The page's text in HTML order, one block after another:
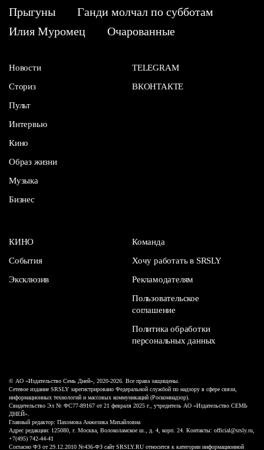
Прыгуны
Ганди молчал по субботам
Илия Муромец
Очарованные
Новости
Сториз
Пульт
Интервью
Кино
Образ жизни
Музыка
Бизнес
TELEGRAM
ВКОНТАКТЕ
КИНО
События
Эксклюзив
Команда
Хочу работать в SRSLY
Рекламодателям
Пользовательское
соглашение
Политика обработки
персональных данных
© АО «Издательство Семь Дней», 2020-2026. Все права защищены.
Сетевое издание SRSLY зарегистрировано Федеральной службой по надзору в сфере связи,
информационных технологий и массовых коммуникаций (Роскомнадзор).
Свидетельство Эл № ФС77-89167 от 21 февраля 2025 г., учредитель АО «Издательство СЕМЬ
ДНЕЙ».
Главный редактор: Пахомова Анжелика Михайловна
Адрес редакции: 125080, г. Москва, Волоколамское ш., д. 4, корп. 24. Контакты: official@srsly.ru,
+7(495) 742-44-41
Согласно ФЗ от 29.12.2010 №436-ФЗ сайт SRSLY.RU относится к категории информационной